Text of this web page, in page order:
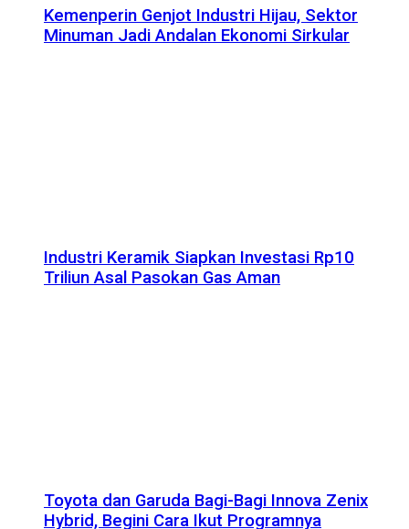
Kemenperin Genjot Industri Hijau, Sektor
Minuman Jadi Andalan Ekonomi Sirkular
Industri Keramik Siapkan Investasi Rp10
Triliun Asal Pasokan Gas Aman
Toyota dan Garuda Bagi-Bagi Innova Zenix
Hybrid, Begini Cara Ikut Programnya